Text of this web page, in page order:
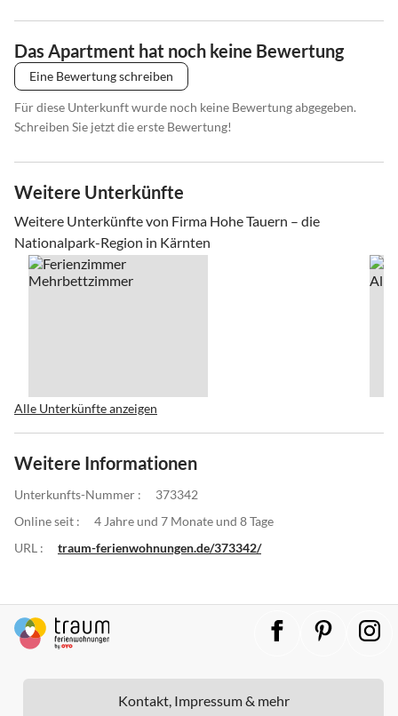
Das Apartment hat noch keine Bewertung
Eine Bewertung schreiben
Für diese Unterkunft wurde noch keine Bewertung abgegeben.
Schreiben Sie jetzt die erste Bewertung!
Weitere Unterkünfte
Weitere Unterkünfte von Firma Hohe Tauern – die
Nationalpark-Region in Kärnten
Alle Unterkünfte anzeigen
Weitere Informationen
Unterkunfts-Nummer :
373342
Online seit :
4 Jahre und 7 Monate und 8 Tage
URL :
traum-ferienwohnungen.de/373342/
Kontakt, Impressum & mehr